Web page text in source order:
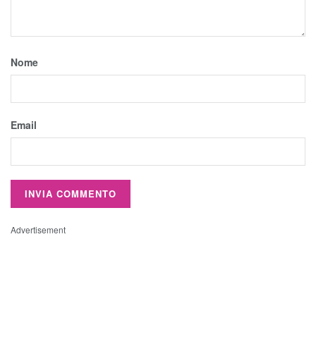
Nome
Email
Advertisement